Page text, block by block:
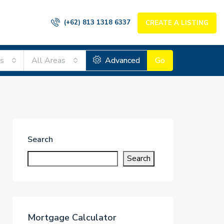
(+62) 813 1318 6337 CREATE A LISTING
All Areas Advanced Go
Search
Search
Mortgage Calculator